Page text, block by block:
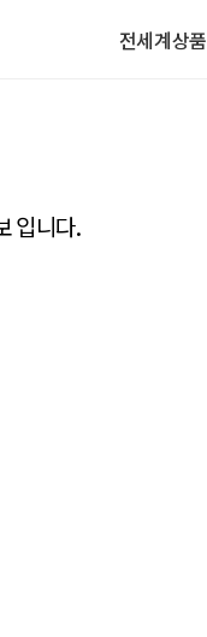
전세계상품
입니다.